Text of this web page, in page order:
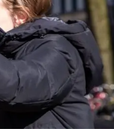
van Prinsenstad
Favoriet